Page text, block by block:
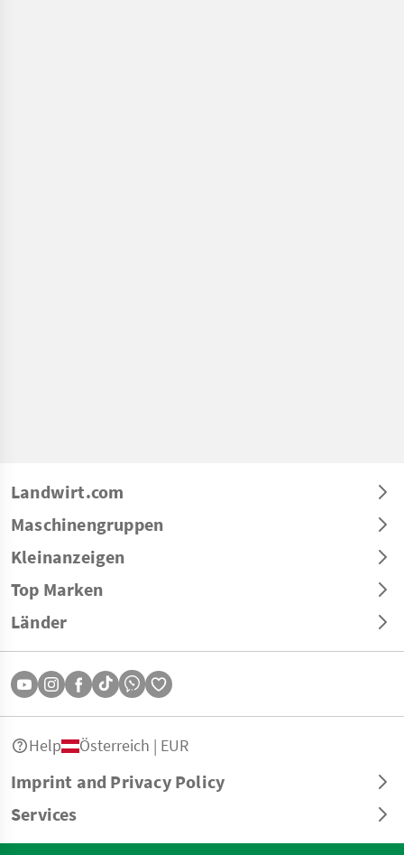
Landwirt.com
Maschinengruppen
Kleinanzeigen
Top Marken
Länder
Imprint and Privacy Policy
Services
Help Österreich | EUR